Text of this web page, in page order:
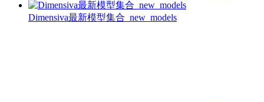
Dimensiva最新模型集合_new_models